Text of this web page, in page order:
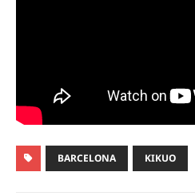
BARCELONA KIKUO